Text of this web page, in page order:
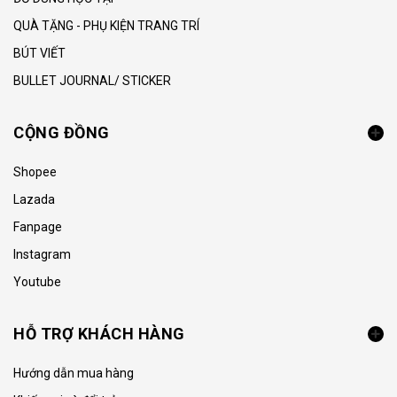
QUÀ TẶNG - PHỤ KIỆN TRANG TRÍ
BÚT VIẾT
BULLET JOURNAL/ STICKER
CỘNG ĐỒNG
Shopee
Lazada
Fanpage
Instagram
Youtube
HỖ TRỢ KHÁCH HÀNG
Hướng dẫn mua hàng